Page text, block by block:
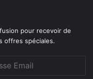
pour recevoir de
offres spéciales.